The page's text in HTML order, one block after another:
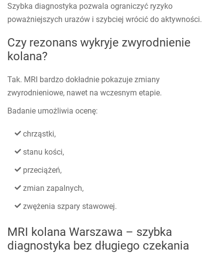
Szybka diagnostyka pozwala ograniczyć ryzyko
poważniejszych urazów i szybciej wrócić do aktywności.
Czy rezonans wykryje zwyrodnienie
kolana?
Tak. MRI bardzo dokładnie pokazuje zmiany
zwyrodnieniowe, nawet na wczesnym etapie.
Badanie umożliwia ocenę:
chrząstki,
stanu kości,
przeciążeń,
zmian zapalnych,
zwężenia szpary stawowej.
MRI kolana Warszawa – szybka
diagnostyka bez długiego czekania